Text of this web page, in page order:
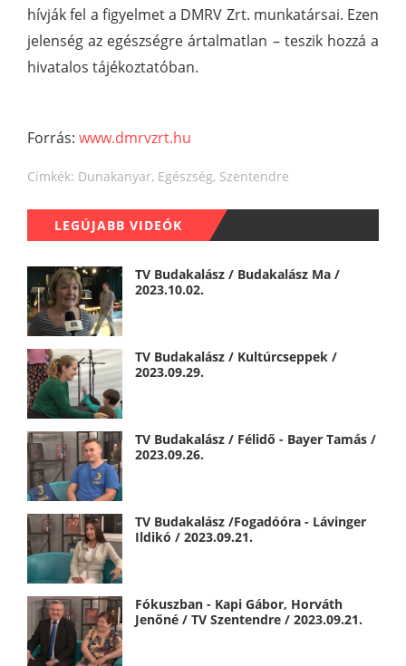
hívják fel a figyelmet a DMRV Zrt. munkatársai. Ezen
jelenség az egészségre ártalmatlan – teszik hozzá a
hivatalos tájékoztatóban.
Forrás: www.dmrvzrt.hu
Címkék: Dunakanyar, Egészség, Szentendre
LEGÚJABB VIDEÓK
TV Budakalász / Budakalász Ma /
2023.10.02.
TV Budakalász / Kultúrcseppek /
2023.09.29.
TV Budakalász / Félidő - Bayer Tamás /
2023.09.26.
TV Budakalász /Fogadóóra - Lávinger
Ildikó / 2023.09.21.
Fókuszban - Kapi Gábor, Horváth
Jenőné / TV Szentendre / 2023.09.21.